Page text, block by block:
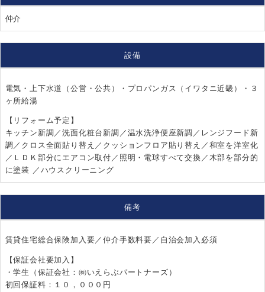
仲介
設備
電気・上下水道（公営・公共）・プロパンガス（イワタニ近畿）・３
ヶ所給湯
【リフォーム予定】
キッチン新調／洗面化粧台新調／温水洗浄便座新調／レンジフード新
調／クロス全面貼り替え／クッションフロア貼り替え／和室を洋室化
／ＬＤＫ部分にエアコン取付／照明・電球すべて交換／木部を部分的
に塗装 ／ハウスクリーニング
備考
賃貸住宅総合保険加入要／仲介手数料要／自治会加入必須
【保証会社要加入】
・学生（保証会社：㈱いえらぶパートナーズ）
初回保証料：１０，０００円